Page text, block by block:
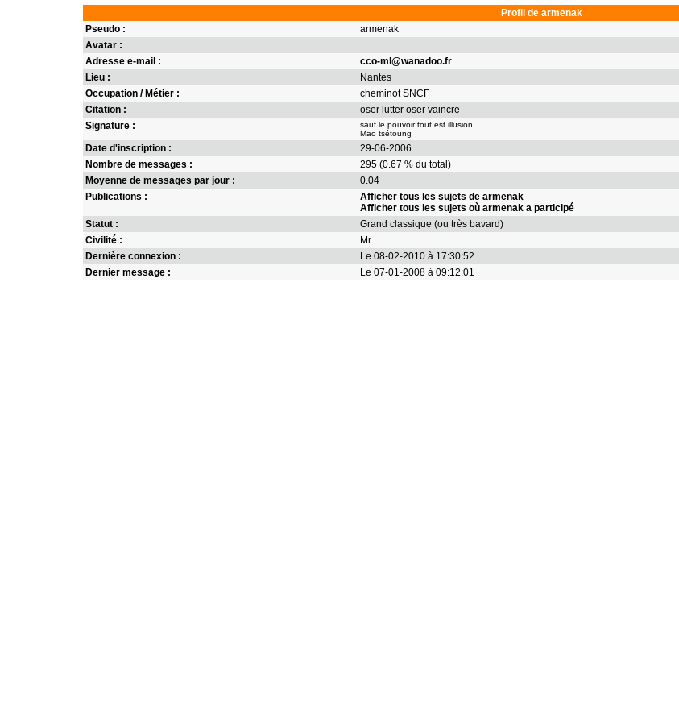
Profil de armenak
Pseudo :
armenak
Avatar :
Adresse e-mail :
cco-ml@wanadoo.fr
Lieu :
Nantes
Occupation / Métier :
cheminot SNCF
Citation :
oser lutter oser vaincre
Signature :
sauf le pouvoir tout est illusion
Mao tsétoung
Date d'inscription :
29-06-2006
Nombre de messages :
295 (0.67 % du total)
Moyenne de messages par jour :
0.04
Publications :
Afficher tous les sujets de armenak
Afficher tous les sujets où armenak a participé
Statut :
Grand classique (ou très bavard)
Civilité :
Mr
Dernière connexion :
Le 08-02-2010 à 17:30:52
Dernier message :
Le 07-01-2008 à 09:12:01